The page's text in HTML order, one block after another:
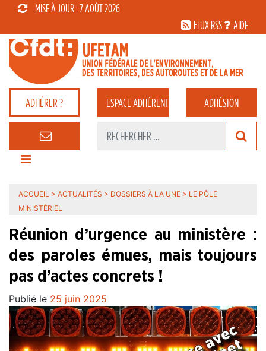
MISE À JOUR : 7 AOÛT 2026
FLUX RSS
AIDE
ADHÉRER ? ESPACEADHÉRENT ADHÉSION
ACCUEIL > ACTUALITÉS > DOSSIERS À LA UNE > LE PÔLE
MINISTÉRIEL
Réunion d’urgence au ministère :
des paroles émues, mais toujours
pas d’actes concrets !
Publié le 25 juin 2025